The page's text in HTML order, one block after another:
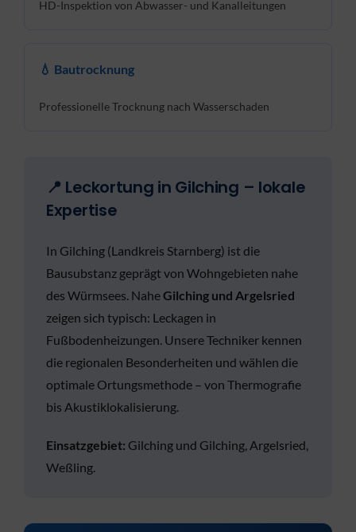
HD-Inspektion von Abwasser- und Kanalleitungen
💧 Bautrocknung
Professionelle Trocknung nach Wasserschaden
📍 Leckortung in Gilching – lokale
Expertise
In Gilching (Landkreis Starnberg) ist die
Bausubstanz geprägt von Wohngebieten nahe
des Würmsees. NaheGilching und Argelsried
zeigen sich typisch: Leckagen in
Fußbodenheizungen. Unsere Techniker kennen
die regionalen Besonderheiten und wählen die
optimale Ortungsmethode – von Thermografie
bis Akustiklokalisierung.
Einsatzgebiet: Gilching und Gilching, Argelsried,
Weßling.